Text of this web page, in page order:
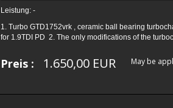
Leistung: -
1. Turbo GTD1752vrk , ceramic ball bearing
for 1.9TDI PD 2. The only modifications of the
Preis : 1.650,00 EUR May be